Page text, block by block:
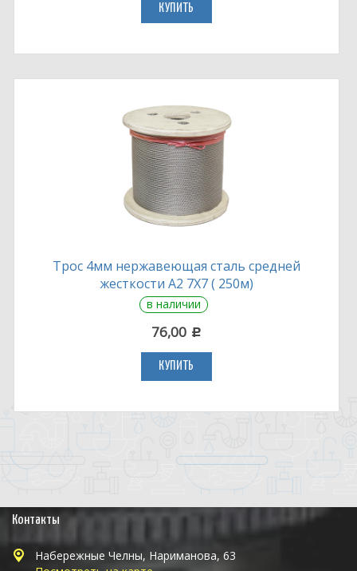
КУПИТЬ
Трос 4мм нержавеющая сталь средней
жесткости А2 7Х7 ( 250м)
в наличии
76,00 c
КУПИТЬ
Контакты
Набережные Челны, Нариманова, 63